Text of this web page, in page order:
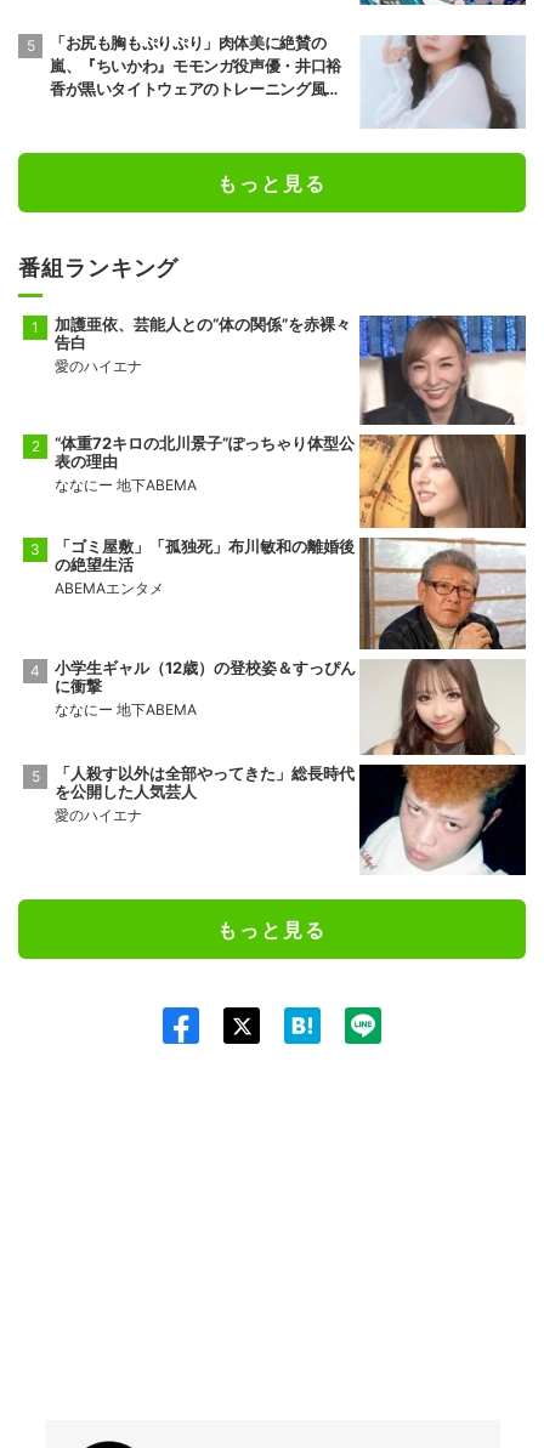
「お尻も胸もぷりぷり」肉体美に絶賛の
嵐、『ちいかわ』モモンガ役声優・井口裕
香が黒いタイトウェアのトレーニング風景
もっと見る
番組ランキング
加護亜依、芸能人との“体の関係”を赤裸々
告白
愛のハイエナ
“体重72キロの北川景子”ぽっちゃり体型公
表の理由
ななにー 地下ABEMA
「ゴミ屋敷」「孤独死」布川敏和の離婚後
の絶望生活
ABEMAエンタメ
小学生ギャル（12歳）の登校姿＆すっぴん
に衝撃
ななにー 地下ABEMA
「人殺す以外は全部やってきた」総長時代
を公開した人気芸人
愛のハイエナ
もっと見る